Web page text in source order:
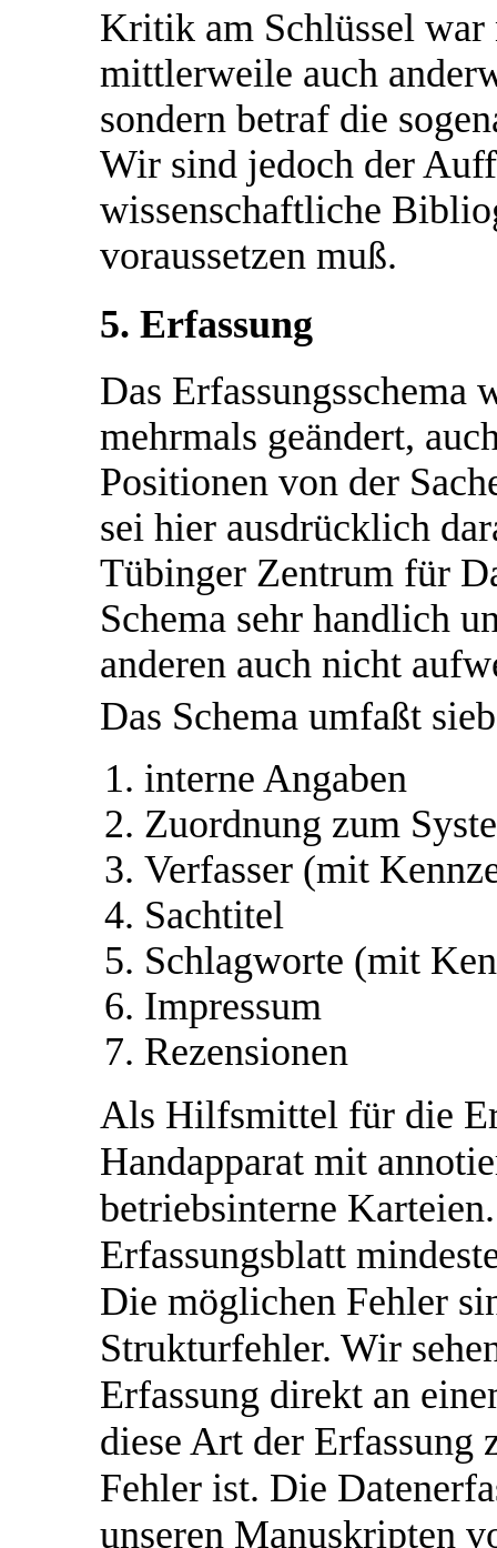
Kritik am Schlüssel
mittlerweile auch
sondern betraf die
Wir sind jedoch der
wissenschaftliche
voraussetzen muß.
5. Erfassung
Das Erfassungsschema
mehrmals geändert,
Positionen von der
sei hier ausdrücklich
Tübinger Zentrum für
Schema sehr handlich
anderen auch nicht
Das Schema umfaßt
interne Angaben
Zuordnung zum
Verfasser (mit
Sachtitel
Schlagworte (mit
Impressum
Rezensionen
Als Hilfsmittel für die
Handapparat mit
betriebsinterne
Erfassungsblatt
Die möglichen Fehler
Strukturfehler. Wir
Erfassung direkt an
diese Art der Erfassung
Fehler ist. Die
unseren Manuskripten